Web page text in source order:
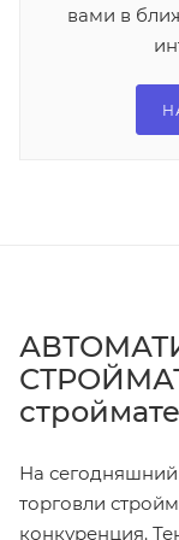
вами в
На
торговли
конкуренция.